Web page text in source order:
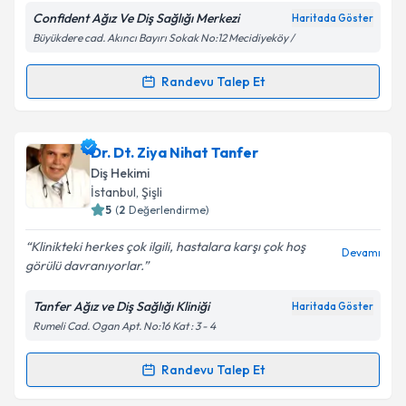
Kişisel verilerimin işlenmesine ilişkin
Metni'ni okudum ve kişisel verilerimin belirtilen
Takvim Talebini Gönder
Confident Ağız Ve Diş Sağlığı Merkezi Haritada Göster
Büyükdere cad. Akıncı Bayırı Sokak No:12 Mecidiyeköy /
Randevu Talep Et
Randevu Takvimi Talebi
Dt. Anı Tunç için randevu takvimi talebi oluşturun. Size
bu uzmandan randevu almanız için bir takvim
hazırlandığında e-posta ile bilgilendireceğiz.
Kişisel verilerimin işlenmesine ilişkin
Aydınlatma
Metni'ni okudum ve kişisel verilerimin belirtilen
kapsamda işlenmesini kabul ediyorum.
Dr. Dt. Ziya Nihat Tanfer
Diş Hekimi
İstanbul, Şişli
5 (2 Değerlendirme)
Klinikteki herkes çok ilgili, hastalara karşı çok hoş
görülü davranıyorlar.
Devamı
Tanfer Ağız ve Diş Sağlığı Kliniği Haritada Göster
Rumeli Cad. Ogan Apt. No:16 Kat : 3 - 4
Randevu Talep Et
Randevu Takvimi Talebi